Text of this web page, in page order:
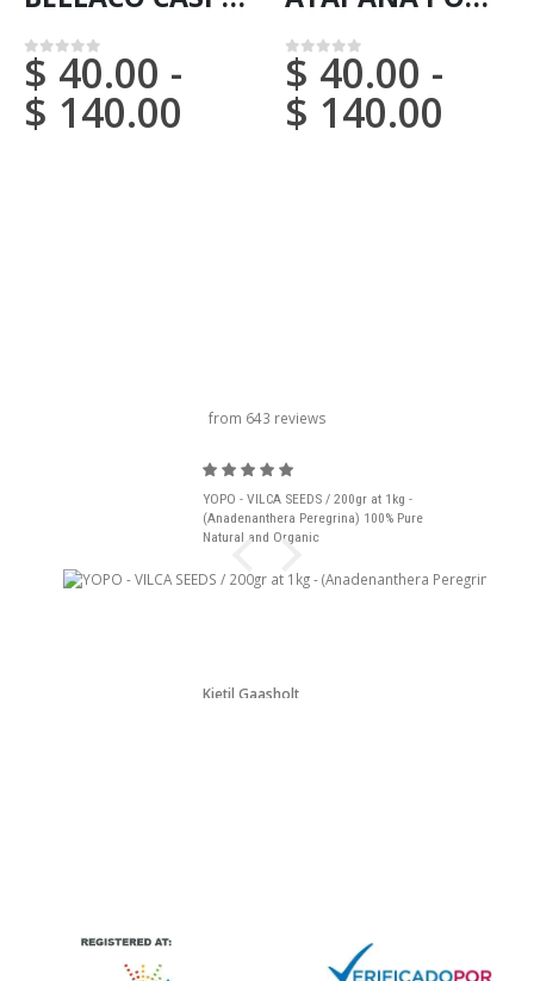
0em 5
$ 40.00 -
$ 140.00
0em 5
$ 40.00 -
$ 140.00
from 643 reviews
YOPO - VILCA SEEDS / 200gr at 1kg -
(Anadenanthera Peregrina) 100% Pure
Natural and Organic
Kjetil Gaasholt